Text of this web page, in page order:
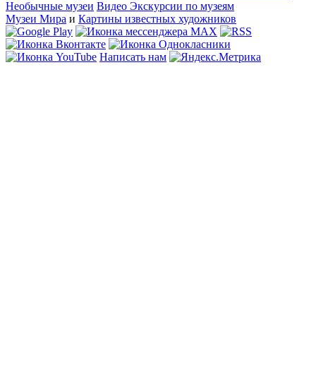
Необычные музеи Видео Экскурсии по музеям
Музеи Мира и Картины известных художников
Написать нам